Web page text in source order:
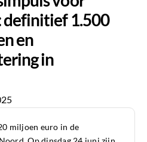
1.500
en
in
miljoen euro in de